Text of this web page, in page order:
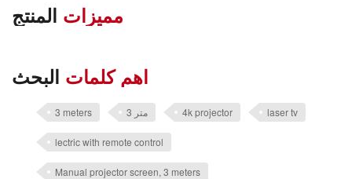
مميزات المنتج
اهم كلمات البحث
3 meters 3 متر 4k projector laser tv
lectric with remote control
Manual projector screen, 3 meters